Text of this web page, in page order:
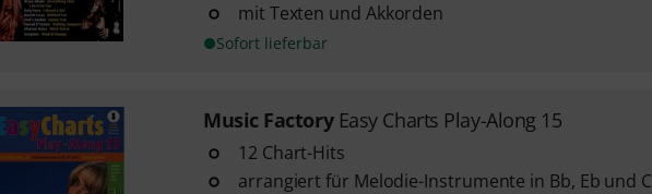
mit Texten und Akkorden
Sofort lieferbar
Music Factory Easy Charts Play-Along 15
12 Chart-Hits
arrangiert für Melodie-Instrumente in Bb, Eb und C